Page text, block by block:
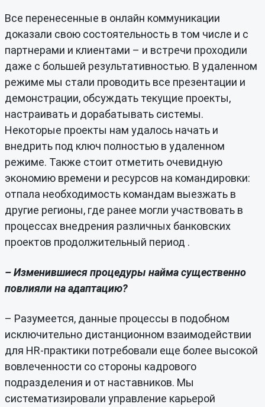
Все перенесенные в онлайн коммуникации
доказали свою состоятельность в том числе и с
партнерами и клиентами – и встречи проходили
даже с большей результативностью. В удаленном
режиме мы стали проводить все презентации и
демонстрации, обсуждать текущие проекты,
настраивать и дорабатывать системы.
Некоторые проекты нам удалось начать и
внедрить под ключ полностью в удаленном
режиме. Также стоит отметить очевидную
экономию времени и ресурсов на командировки:
отпала необходимость командам выезжать в
другие регионы, где ранее могли участвовать в
процессах внедрения различных банковских
проектов продолжительный период .
– Изменившиеся процедуры найма существенно
повлияли на адаптацию?
– Разумеется, данные процессы в подобном
исключительно дистанционном взаимодействии
для HR-практики потребовали еще более высокой
вовлеченности со стороны кадрового
подразделения и от наставников. Мы
систематизировали управление карьерой